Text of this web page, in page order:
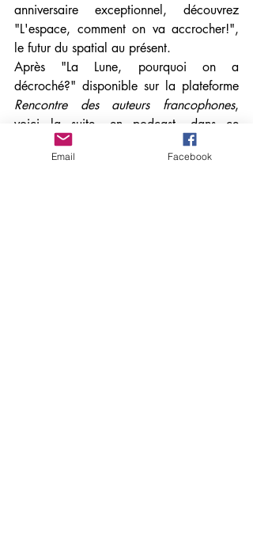
anniversaire exceptionnel, découvrez
"L'espace, comment on va accrocher!",
le futur du spatial au présent.
Après "La Lune, pourquoi on a
Rencontre des auteurs francophones,
voici la suite, en podcast, dans ce
premier épisode "Le prêt à décoller".
Email Facebook